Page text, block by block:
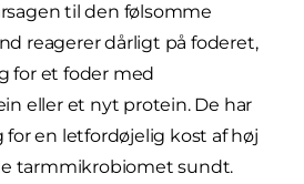
til den følsomme
reagerer dårligt på foderet,
for et foder med
eller et nyt protein. De har
en letfordøjelig kost af høj
tarmmikrobiomet sundt.